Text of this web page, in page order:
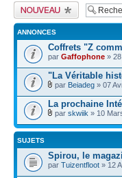
Publier un nouveau
sujet
ANNONCES
Coffrets "Z
par Gaffophone »
"La Véritable
par Beiadeg » 07
La prochaine
par skwiik » 10
SUJETS
Spirou, le
par Tuizentfloot » 12